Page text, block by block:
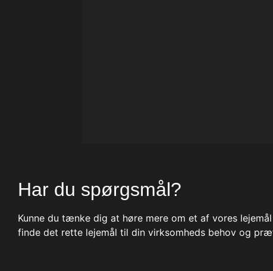
Har du spørgsmål?
Kunne du tænke dig at høre mere om et af vores
finde det rette lejemål til din virksomheds behov og